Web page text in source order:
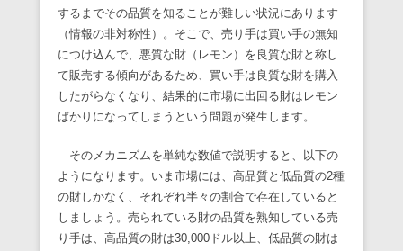
するまでその品質を知ることが難しい状況にあります
（情報の非対称性）。そこで、売り手は買い手の無知
につけ込んで、悪質な財（レモン）を良質な財と称し
て販売する傾向があるため、買い手は良質な財を購入
したがらなくなり、結果的に市場に出回る財はレモン
ばかりになってしまうという問題が発生します。
そのメカニズムを単純な数値で説明すると、以下の
ようになります。いま市場には、高品質と低品質の2種
の財しかなく、それぞれ半々の割合で存在していると
しましょう。売られている財の品質を熟知している売
り手は、高品質の財は30,000ドル以上、低品質の財は